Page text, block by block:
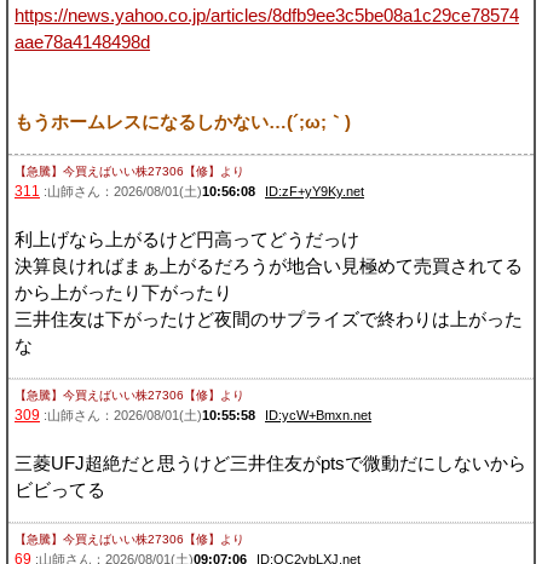
https://news.yahoo.co.jp/articles/8dfb9ee3c5be08a1c29ce78574
aae78a4148498d
もうホームレスになるしかない…(´;ω;｀)
【急騰】今買えばいい株27306【修】 より
311 :山師さん：2026/08/01(土)10:56:08 ID:zF+yY9Ky.net
利上げなら上がるけど円高ってどうだっけ
決算良ければまぁ上がるだろうが地合い見極めて売買されてる
から上がったり下がったり
三井住友は下がったけど夜間のサプライズで終わりは上がった
な
【急騰】今買えばいい株27306【修】 より
309 :山師さん：2026/08/01(土)10:55:58 ID:ycW+Bmxn.net
三菱UFJ超絶だと思うけど三井住友がptsで微動だにしないから
ビビってる
【急騰】今買えばいい株27306【修】 より
69 :山師さん：2026/08/01(土)09:07:06 ID:OC2ybLXJ.net